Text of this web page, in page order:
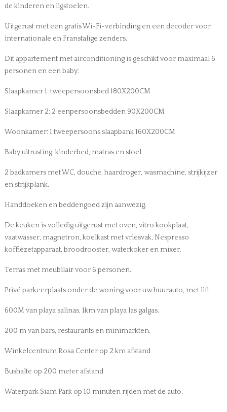
de kinderen en ligstoelen.
Uitgerust met een gratis Wi-Fi-verbinding en een decoder voor
internationale en Franstalige zenders.
Dit appartement met airconditioning is geschikt voor maximaal 6
personen en een baby:
Slaapkamer 1: tweepersoonsbed 180X200CM
Slaapkamer 2: 2 eenpersoonsbedden 90X200CM
Woonkamer: 1 tweepersoons slaapbank 160X200CM
Baby uitrusting: kinderbed, matras en stoel
2 badkamers met WC, douche, haardroger, wasmachine, strijkijzer
en strijkplank.
Handdoeken en beddengoed zijn aanwezig.
De keuken is volledig uitgerust met oven, vitro kookplaat,
vaatwasser, magnetron, koelkast met vriesvak, Nespresso
koffiezetapparaat, broodrooster, waterkoker en mixer.
Terras met meubilair voor 6 personen.
Privé parkeerplaats onder de woning voor uw huurauto, met lift.
600M van playa salinas, 1km van playa las galgas.
200 m van bars, restaurants en minimarkten.
Winkelcentrum Rosa Center op 2 km afstand
Bushalte op 200 meter afstand
Waterpark Siam Park op 10 minuten rijden met de auto.